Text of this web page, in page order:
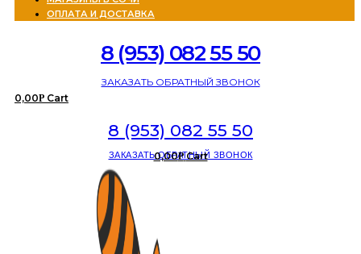
ОПЛАТА И ДОСТАВКА
8 (953) 082 55 50
ЗАКАЗАТЬ ОБРАТНЫЙ ЗВОНОК
0,00Р Cart
8 (953) 082 55 50
ЗАКАЗАТЬ ОБРАТНЫЙ ЗВОНОК
0,00Р Cart